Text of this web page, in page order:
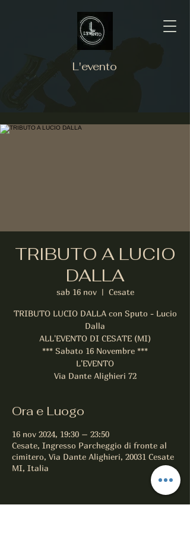
L'evento
TRIBUTO A LUCIO
DALLA
sab 16 nov
  |
Cesate
TRIBUTO LUCIO DALLA con Sputo - Lucio
Dalla
ALL'EVENTO DI CESATE (MI)
*** Sabato 16 Novembre ***
L'EVENTO
Via Dante Alighieri 72
Ora e Luogo
16 nov 2024, 19:30 – 23:50
Cesate, Ingresso Parcheggio di fronte al
cimitero, Via Dante Alighieri, 20031 Cesate
MI, Italia